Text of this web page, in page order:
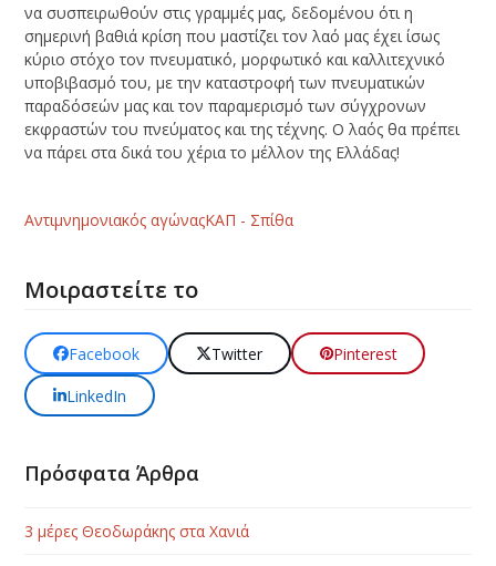
να συσπειρωθούν στις γραμμές μας, δεδομένου ότι η
σημερινή βαθιά κρίση που μαστίζει τον λαό μας έχει ίσως
κύριο στόχο τον πνευματικό, μορφωτικό και καλλιτεχνικό
υποβιβασμό του, με την καταστροφή των πνευματικών
παραδόσεών μας και τον παραμερισμό των σύγχρονων
εκφραστών του πνεύματος και της τέχνης. Ο λαός θα πρέπει
να πάρει στα δικά του χέρια το μέλλον της Ελλάδας!
Αντιμνημονιακός αγώναςΚΑΠ - Σπίθα
Μοιραστείτε το
Facebook Twitter
Pinterest
LinkedIn
Πρόσφατα Άρθρα
3 μέρες Θεοδωράκης στα Χανιά